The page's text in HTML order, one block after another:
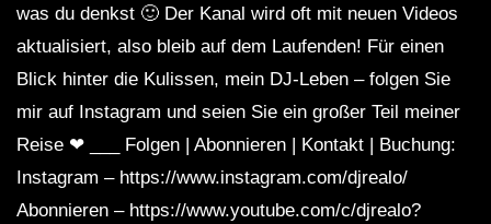
was du denkst 🙂 Der Kanal wird oft mit neuen Videos
aktualisiert, also bleib auf dem Laufenden! Für einen
Blick hinter die Kulissen, mein DJ-Leben – folgen Sie
mir auf Instagram und seien Sie ein großer Teil meiner
Reise ❤ ___ Folgen | Abonnieren | Kontakt | Buchung:
Instagram – https://www.instagram.com/djrealo/
Abonnieren – https://www.youtube.com/c/djrealo?